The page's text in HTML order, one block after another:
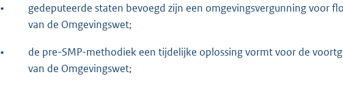
•
gedeputeerde staten bevoegd zijn een omgevingsvergunning voor
van de Omgevingswet;
•
de pre-SMP-methodiek een tijdelijke oplossing vormt voor de
van de Omgevingswet;